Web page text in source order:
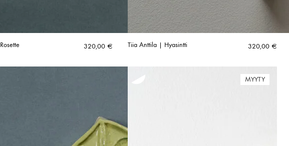
320,00 € Tiia Anttila | Hyasintti 320,00 €
MYYTY